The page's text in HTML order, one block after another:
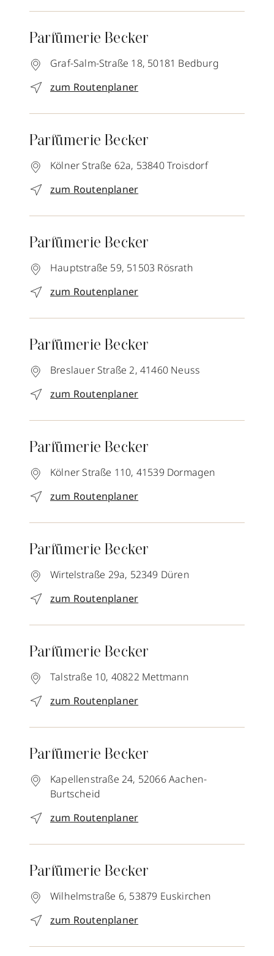
Parfümerie Becker
Graf-Salm-Straße 18, 50181 Bedburg
zum Routenplaner
Parfümerie Becker
Kölner Straße 62a, 53840Troisdorf
zum Routenplaner
Parfümerie Becker
Hauptstraße 59, 51503 Rösrath
zum Routenplaner
Parfümerie Becker
Breslauer Straße 2, 41460 Neuss
zum Routenplaner
Parfümerie Becker
Kölner Straße 110, 41539 Dormagen
zum Routenplaner
Parfümerie Becker
Wirtelstraße 29a, 52349 Düren
zum Routenplaner
Parfümerie Becker
Talstraße 10, 40822 Mettmann
zum Routenplaner
Parfümerie Becker
Kapellenstraße 24, 52066Aachen-
Burtscheid
zum Routenplaner
Parfümerie Becker
Wilhelmstraße 6, 53879 Euskirchen
zum Routenplaner